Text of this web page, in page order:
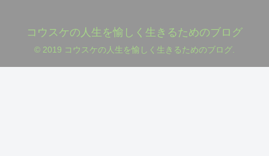
コウスケの人生を愉しく生きるためのブログ
© 2019 コウスケの人生を愉しく生きるためのブログ.